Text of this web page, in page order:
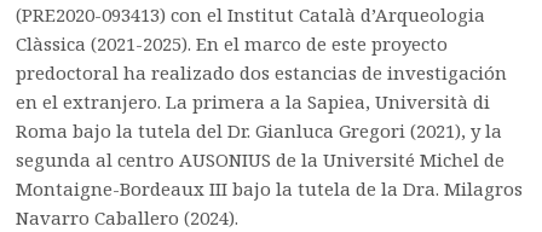
(PRE2020-093413) con el Institut Català d’Arqueologia
Clàssica (2021-2025). En el marco de este proyecto
predoctoral ha realizado dos estancias de investigación
en el extranjero. La primera a la Sapiea, Università di
Roma bajo la tutela del Dr. Gianluca Gregori (2021), y la
segunda al centro AUSONIUS de la Université Michel de
Montaigne-Bordeaux III bajo la tutela de la Dra. Milagros
Navarro Caballero (2024).